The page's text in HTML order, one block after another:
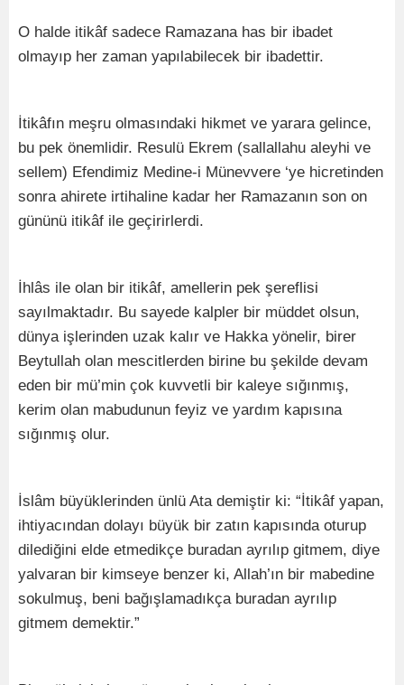
O halde itikâf sadece Ramazana has bir ibadet
olmayıp her zaman yapılabilecek bir ibadettir.
İtikâfın meşru olmasındaki hikmet ve yarara gelince,
bu pek önemlidir. Resulü Ekrem (sallallahu aleyhi ve
sellem) Efendimiz Medine-i Münevvere ‘ye hicretinden
sonra ahirete irtihaline kadar her Ramazanın son on
gününü itikâf ile geçirirlerdi.
İhlâs ile olan bir itikâf, amellerin pek şereflisi
sayılmaktadır. Bu sayede kalpler bir müddet olsun,
dünya işlerinden uzak kalır ve Hakka yönelir, birer
Beytullah olan mescitlerden birine bu şekilde devam
eden bir mü’min çok kuvvetli bir kaleye sığınmış,
kerim olan mabudunun feyiz ve yardım kapısına
sığınmış olur.
İslâm büyüklerinden ünlü Ata demiştir ki: “İtikâf yapan,
ihtiyacından dolayı büyük bir zatın kapısında oturup
dilediğini elde etmedikçe buradan ayrılıp gitmem, diye
yalvaran bir kimseye benzer ki, Allah’ın bir mabedine
sokulmuş, beni bağışlamadıkça buradan ayrılıp
gitmem demektir.”